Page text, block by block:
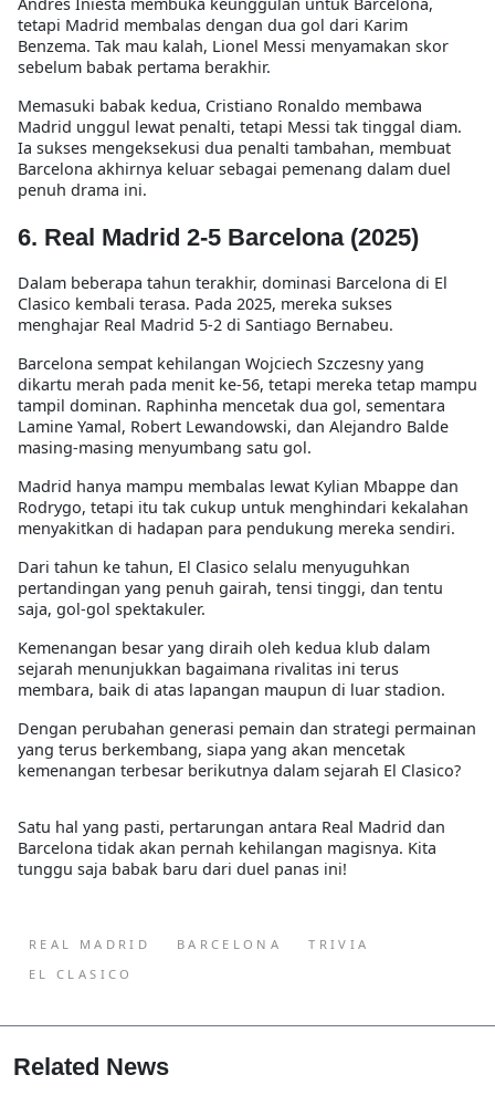
tetapi Madrid membalas dengan dua gol dari Karim
Benzema. Tak mau kalah, Lionel Messi menyamakan skor
sebelum babak pertama berakhir.
Memasuki babak kedua, Cristiano Ronaldo membawa
Madrid unggul lewat penalti, tetapi Messi tak tinggal diam.
Ia sukses mengeksekusi dua penalti tambahan, membuat
Barcelona akhirnya keluar sebagai pemenang dalam duel
penuh drama ini.
6. Real Madrid 2-5 Barcelona (2025)
Dalam beberapa tahun terakhir, dominasi Barcelona di El
Clasico kembali terasa. Pada 2025, mereka sukses
menghajar Real Madrid 5-2 di Santiago Bernabeu.
Barcelona sempat kehilangan Wojciech Szczesny yang
dikartu merah pada menit ke-56, tetapi mereka tetap mampu
tampil dominan. Raphinha mencetak dua gol, sementara
Lamine Yamal, Robert Lewandowski, dan Alejandro Balde
masing-masing menyumbang satu gol.
Madrid hanya mampu membalas lewat Kylian Mbappe dan
Rodrygo, tetapi itu tak cukup untuk menghindari kekalahan
menyakitkan di hadapan para pendukung mereka sendiri.
Dari tahun ke tahun, El Clasico selalu menyuguhkan
pertandingan yang penuh gairah, tensi tinggi, dan tentu
saja, gol-gol spektakuler.
Kemenangan besar yang diraih oleh kedua klub dalam
sejarah menunjukkan bagaimana rivalitas ini terus
membara, baik di atas lapangan maupun di luar stadion.
Dengan perubahan generasi pemain dan strategi permainan
yang terus berkembang, siapa yang akan mencetak
kemenangan terbesar berikutnya dalam sejarah El Clasico?
Satu hal yang pasti, pertarungan antara Real Madrid dan
Barcelona tidak akan pernah kehilangan magisnya. Kita
tunggu saja babak baru dari duel panas ini!
REAL MADRID BARCELONA
TRIVIA
EL CLASICO
Related News